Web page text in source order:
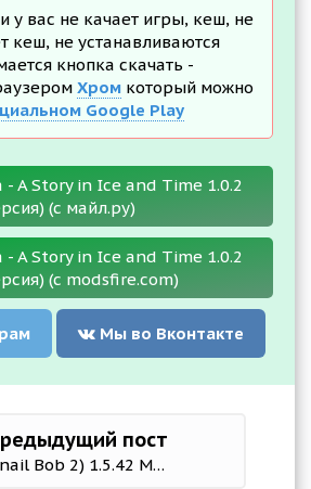
у вас не качает игры, кеш, не
кеш, не устанавливаются
кнопка скачать -
Хром который можно
Google Play
A Story in Ice and Time 1.0.2
(с майл.ру)
A Story in Ice and Time 1.0.2
(с modsfire.com)
Мы во Вконтакте
пост
Улитка Боб 2 (Snail Bob 2) 1.5.42 Мод (полная версия)